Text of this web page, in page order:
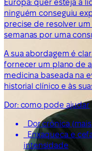
Europa: quer esteja a
ninguém conseguiu
precise de resolver
semanas por uma
A sua abordagem é
fornecer um plano de
medicina baseada na
historial clínico e às
Dor: como pode ajudar
Dor crónica
Enxaqueca e
intensidade